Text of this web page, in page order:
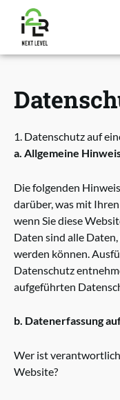
Inhalt
springen
1. Datenschutz auf
a. Allgemeine
Die folgenden
darüber, was mit
wenn Sie diese
Daten sind alle
werden können.
Datenschutz
aufgeführten
b. Datenerfassung
Wer ist
Website?